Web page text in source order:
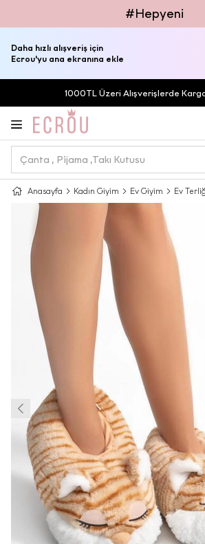
#Hepyeni
Daha hızlı alışveriş için
Ecrou'yu ana ekranına ekle
1000TL Üzeri Alışverişlerde
Anasayfa Kadın Giyim Ev Giyim Ev